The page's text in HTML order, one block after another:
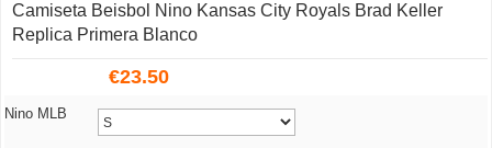
Camiseta Beisbol Nino Kansas City Royals Brad Keller
Replica Primera Blanco
€23.50
Nino MLB